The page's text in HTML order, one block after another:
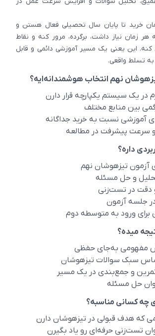
خرید تا پایان سال تحصیلی فعال هستن و
هر زمان نیاز داشت، برگرده، مرور کنه و نقاط
این یعنی یک مسیر آموزشی دائمی و قابل
به تسلط واقعی.
نهم انتخاب هوشمندانه‌ایه؟
در یک سیستم یکپارچه قرار دارن
بین منابع مختلف
آموزشی نسبت به خرید جداگانه
و سرعت پیشرفت در مطالعه
داره؟
آزمون تیزهوشان نهم
و حل مسئله
دقت در تست‌زنی
جلسه آزمون
برای ورود به متوسطه دوم
میده؟
مفهومی به‌جای حفظی
سبک سوالات تیزهوشان
و جمع‌بندی در یک مسیر
حل مسئله
چه کسانی مناسبه؟
که هدف قبولی در تیزهوشان دارن
تست‌زنی حرفه‌ای رو یاد بگیرن